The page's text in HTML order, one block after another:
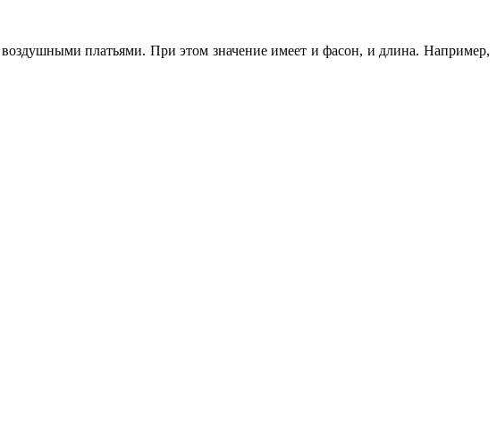
платьями. При этом значение имеет и фасон, и длина. Например,